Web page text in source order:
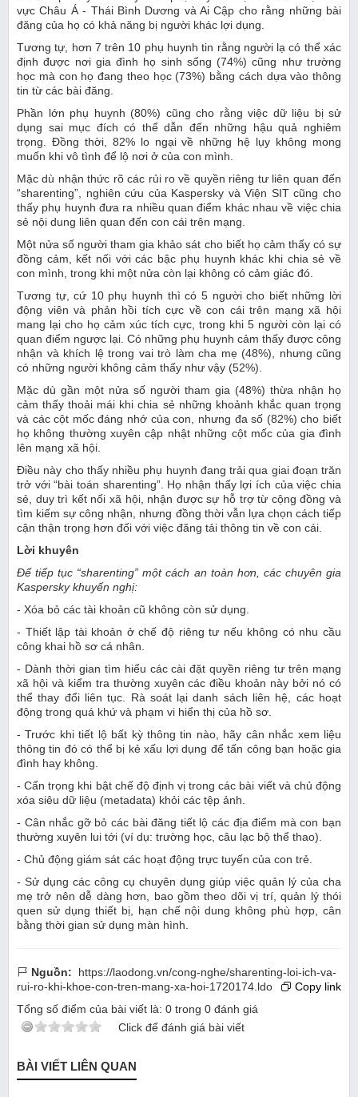
vực Châu Á - Thái Bình Dương và Ai Cập cho rằng những bài
đăng của họ có khả năng bị người khác lợi dụng.
Tương tự, hơn 7 trên 10 phụ huynh tin rằng người lạ có thể xác
định được nơi gia đình họ sinh sống (74%) cũng như trường
học mà con họ đang theo học (73%) bằng cách dựa vào thông
tin từ các bài đăng.
Phần lớn phụ huynh (80%) cũng cho rằng việc dữ liệu bị sử
dụng sai mục đích có thể dẫn đến những hậu quả nghiêm
trọng. Đồng thời, 82% lo ngại về những hệ lụy không mong
muốn khi vô tình để lộ nơi ở của con mình.
Mặc dù nhận thức rõ các rủi ro về quyền riêng tư liên quan đến
“sharenting”, nghiên cứu của Kaspersky và Viện SIT cũng cho
thấy phụ huynh đưa ra nhiều quan điểm khác nhau về việc chia
sẻ nội dung liên quan đến con cái trên mạng.
Một nửa số người tham gia khảo sát cho biết họ cảm thấy có sự
đồng cảm, kết nối với các bậc phụ huynh khác khi chia sẻ về
con mình, trong khi một nửa còn lại không có cảm giác đó.
Tương tự, cứ 10 phụ huynh thì có 5 người cho biết những lời
động viên và phản hồi tích cực về con cái trên mạng xã hội
mang lại cho họ cảm xúc tích cực, trong khi 5 người còn lại có
quan điểm ngược lại. Có những phụ huynh cảm thấy được công
nhận và khích lệ trong vai trò làm cha mẹ (48%), nhưng cũng
có những người không cảm thấy như vậy (52%).
Mặc dù gần một nửa số người tham gia (48%) thừa nhận họ
cảm thấy thoải mái khi chia sẻ những khoảnh khắc quan trọng
và các cột mốc đáng nhớ của con, nhưng đa số (82%) cho biết
họ không thường xuyên cập nhật những cột mốc của gia đình
lên mạng xã hội.
Điều này cho thấy nhiều phụ huynh đang trải qua giai đoạn trăn
trở với “bài toán sharenting”. Họ nhận thấy lợi ích của việc chia
sẻ, duy trì kết nối xã hội, nhận được sự hỗ trợ từ cộng đồng và
tìm kiếm sự công nhận, nhưng đồng thời vẫn lựa chọn cách tiếp
cận thận trọng hơn đối với việc đăng tải thông tin về con cái.
Lời khuyên
Để tiếp tục “sharenting” một cách an toàn hơn, các chuyên gia
Kaspersky khuyến nghị:
- Xóa bỏ các tài khoản cũ không còn sử dụng.
- Thiết lập tài khoản ở chế độ riêng tư nếu không có nhu cầu
công khai hồ sơ cá nhân.
- Dành thời gian tìm hiểu các cài đặt quyền riêng tư trên mạng
xã hội và kiểm tra thường xuyên các điều khoản này bởi nó có
thể thay đổi liên tục. Rà soát lại danh sách liên hệ, các hoạt
động trong quá khứ và phạm vi hiển thị của hồ sơ.
- Trước khi tiết lộ bất kỳ thông tin nào, hãy cân nhắc xem liệu
thông tin đó có thể bị kẻ xấu lợi dụng để tấn công bạn hoặc gia
đình hay không.
- Cẩn trọng khi bật chế độ định vị trong các bài viết và chủ động
xóa siêu dữ liệu (metadata) khỏi các tệp ảnh.
- Cân nhắc gỡ bỏ các bài đăng tiết lộ các địa điểm mà con bạn
thường xuyên lui tới (ví dụ: trường học, câu lạc bộ thể thao).
- Chủ động giám sát các hoạt động trực tuyến của con trẻ.
- Sử dụng các công cụ chuyên dụng giúp việc quản lý của cha
mẹ trở nên dễ dàng hơn, bao gồm theo dõi vị trí, quản lý thói
quen sử dụng thiết bị, hạn chế nội dung không phù hợp, cân
bằng thời gian sử dụng màn hình.
Nguồn:
https://laodong.vn/cong-nghe/sharenting-loi-ich-va-
rui-ro-khi-khoe-con-tren-mang-xa-hoi-1720174.ldo
Copy link
Tổng số điểm của bài viết là: 0 trong 0 đánh giá
Click để đánh giá bài viết
BÀI VIẾT LIÊN QUAN